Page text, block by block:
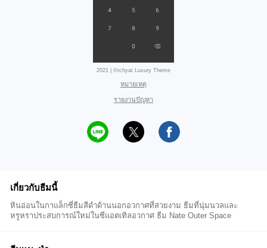
2021 | ©rchyat Luxury Theme
หมายเหตุ
รายงานปัญหา
เกี่ยวกับธีมนี้
หินอ่อนในกาแล็กซี่ธีมสีดำด้านนอกอวกาศที่สวยงาม ธีมที่นุ่มนวลและ
หรูหราประสบการณ์ใหม่ในซีแอตเทิลอวกาศ ธีม Nate Outer Space